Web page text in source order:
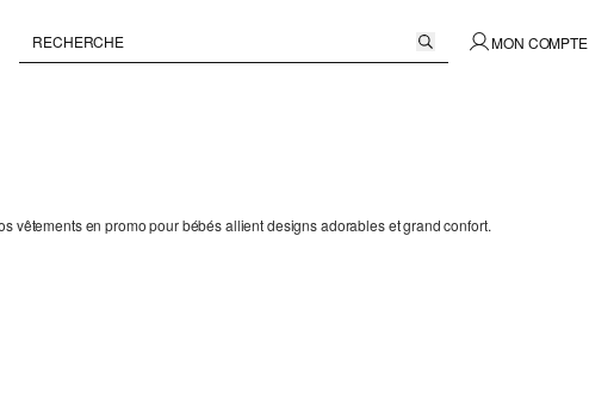
MON COMPTE
vêtements en promo pour bébés allient designs adorables et grand confort.